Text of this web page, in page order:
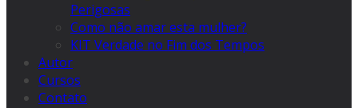
Perigosas
Como não amar esta mulher?
KIT Verdade no Fim dos Tempos
Autor
Cursos
Contato